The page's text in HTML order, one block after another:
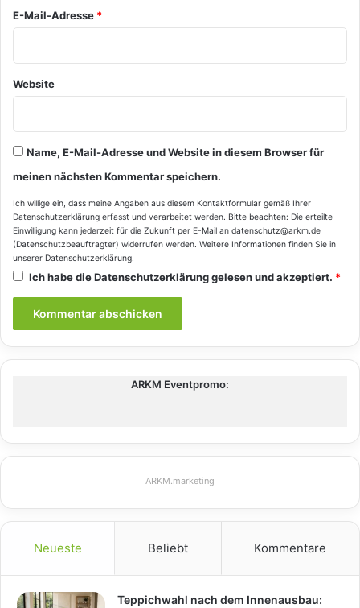
E-Mail-Adresse *
Website
Name, E-Mail-Adresse und Website in diesem Browser für
meinen nächsten Kommentar speichern.
Ich willige ein, dass meine Angaben aus diesem Kontaktformular gemäß Ihrer
Datenschutzerklärung erfasst und verarbeitet werden. Bitte beachten: Die erteilte
Einwilligung kann jederzeit für die Zukunft per E-Mail an datenschutz@arkm.de
(Datenschutzbeauftragter) widerrufen werden. Weitere Informationen finden Sie in
unserer Datenschutzerklärung.
Ich habe dieDatenschutzerklärunggelesen und akzeptiert. *
ARKM Eventpromo:
ARKM.marketing
Neueste Beliebt Kommentare
Teppichwahl nach dem Innenausbau: